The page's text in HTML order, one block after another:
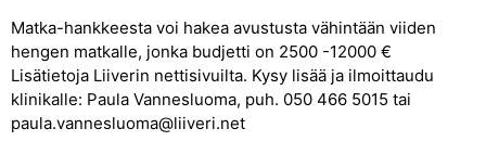
Matka-hankkeesta voi hakea avustusta vähintään viiden
hengen matkalle, jonka budjetti on 2500 -12000 €
Lisätietoja Liiverin nettisivuilta. Kysy lisää ja ilmoittaudu
klinikalle: Paula Vannesluoma, puh. 050 466 5015 tai
paula.vannesluoma@liiveri.net